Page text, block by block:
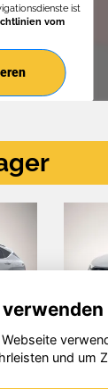
ist
vom
Audi A3
Webseite
und um